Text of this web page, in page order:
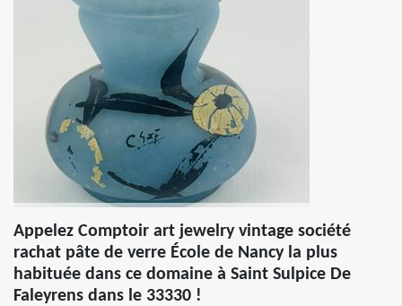
Appelez Comptoir art jewelry vintage société
rachat pâte de verre École de Nancy la plus
habituée dans ce domaine à Saint Sulpice De
Faleyrens dans le 33330 !